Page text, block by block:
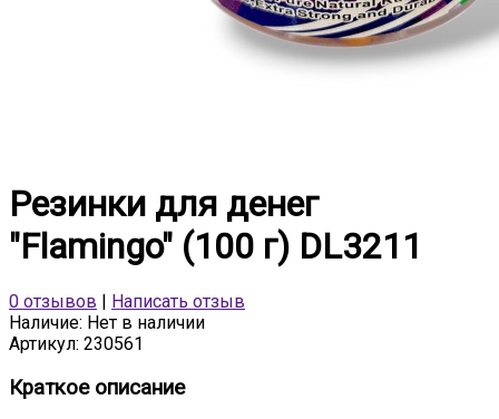
Резинки для денег
"Flamingo" (100 г) DL3211
0 отзывов
Написать отзыв
Наличие: Нет в наличии
Артикул: 230561
Краткое описание